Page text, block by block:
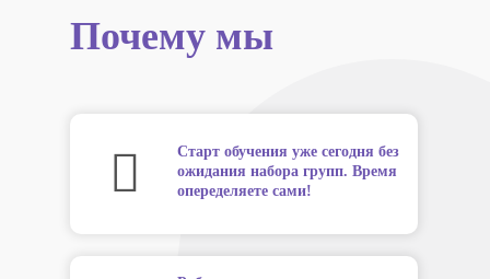
Почему мы
Старт обучения уже сегодня без
ожидания набора групп. Время
опеределяете сами!